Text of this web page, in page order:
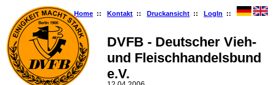
Home :: Kontakt :: Druckansicht :: LogIn ::
DVFB - Deutscher Vieh-
und Fleischhandelsbund
e.V.